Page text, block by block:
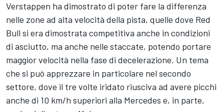
Verstappen ha dimostrato di poter fare la differenza
nelle zone ad alta velocità della pista, quelle dove Red
Bull si era dimostrata competitiva anche in condizioni
di asciutto, ma anche nelle staccate, potendo portare
maggior velocità nella fase di decelerazione. Un tema
che si può apprezzare in particolare nel secondo
settore, dove il tre volte iridato riusciva ad avere picchi
anche di 10 km/h superiori alla Mercedes e, in parte,